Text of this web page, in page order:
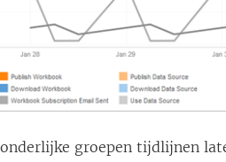
groepen tijdlijnen